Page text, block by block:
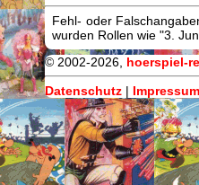
Fehl- oder
wurden Rollen wie "3.
© 2002-2026, hoerspiel-
Datenschutz | Impressum